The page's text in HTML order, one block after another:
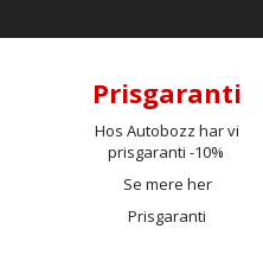
Prisgaranti
Hos Autobozz har vi
prisgaranti -10%
Se mere her
Prisgaranti